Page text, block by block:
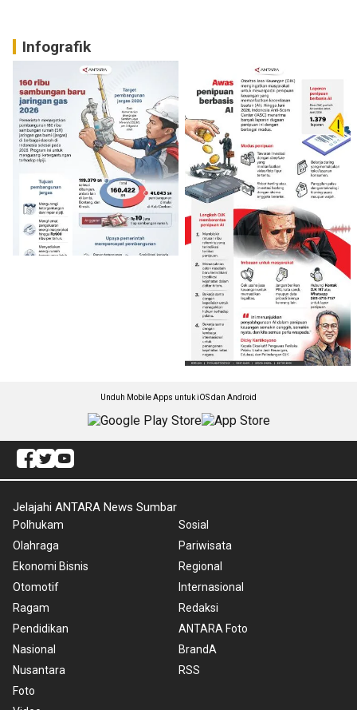
Infografik
Unduh Mobile Apps untuk iOS dan Android
Jelajahi ANTARA News Sumbar
Polhukam
Olahraga
Ekonomi Bisnis
Otomotif
Ragam
Pendidikan
Nasional
Nusantara
Foto
Sosial
Pariwisata
Regional
Internasional
Redaksi
ANTARA Foto
BrandA
RSS